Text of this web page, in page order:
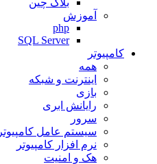
بلاک چین
آموزش
php
SQL Server
کامپیوتر
همه
اینترنت و شبکه
بازی
رایانش ابری
سرور
سیستم عامل کامپیوتر
نرم افزار کامپیوتر
هک و امنیت